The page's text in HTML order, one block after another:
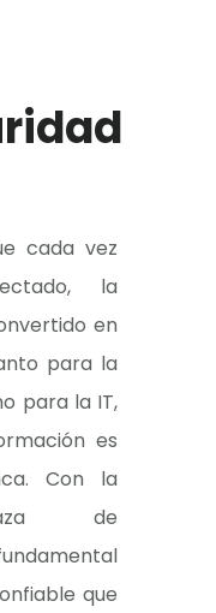
cada vez
la
en
para la
para la IT,
es
Con la
de
que